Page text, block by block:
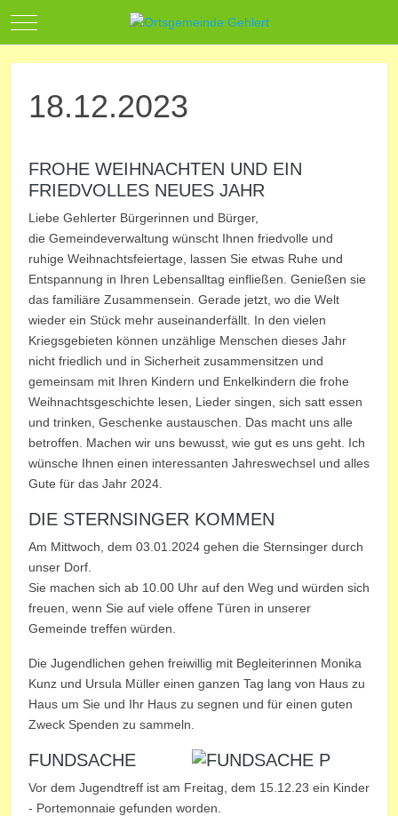
Mobile Menu Toggle
18.12.2023
FROHE WEIHNACHTEN UND EIN
FRIEDVOLLES NEUES JAHR
Liebe Gehlerter Bürgerinnen und Bürger,
die Gemeindeverwaltung wünscht Ihnen friedvolle und
ruhige Weihnachtsfeiertage, lassen Sie etwas Ruhe und
Entspannung in Ihren Lebensalltag einfließen. Genießen sie
das familiäre Zusammensein. Gerade jetzt, wo die Welt
wieder ein Stück mehr auseinanderfällt. In den vielen
Kriegsgebieten können unzählige Menschen dieses Jahr
nicht friedlich und in Sicherheit zusammensitzen und
gemeinsam mit Ihren Kindern und Enkelkindern die frohe
Weihnachtsgeschichte lesen, Lieder singen, sich satt essen
und trinken, Geschenke austauschen. Das macht uns alle
betroffen. Machen wir uns bewusst, wie gut es uns geht. Ich
wünsche Ihnen einen interessanten Jahreswechsel und alles
Gute für das Jahr 2024.
DIE STERNSINGER KOMMEN
Am Mittwoch, dem 03.01.2024 gehen die Sternsinger durch
unser Dorf.
Sie machen sich ab 10.00 Uhr auf den Weg und würden sich
freuen, wenn Sie auf viele offene Türen in unserer
Gemeinde treffen würden.
Die Jugendlichen gehen freiwillig mit Begleiterinnen Monika
Kunz und Ursula Müller einen ganzen Tag lang von Haus zu
Haus um Sie und Ihr Haus zu segnen und für einen guten
Zweck Spenden zu sammeln.
FUNDSACHE
Vor dem Jugendtreff ist am Freitag, dem 15.12.23 ein Kinder
- Portemonnaie gefunden worden.